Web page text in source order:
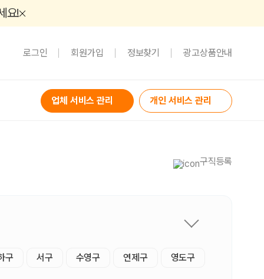
요!
로그인 회원가입 정보찾기 광고상품안내
업체 서비스 관리 개인 서비스 관리
구직등록
구 서구 수영구 연제구 영도구